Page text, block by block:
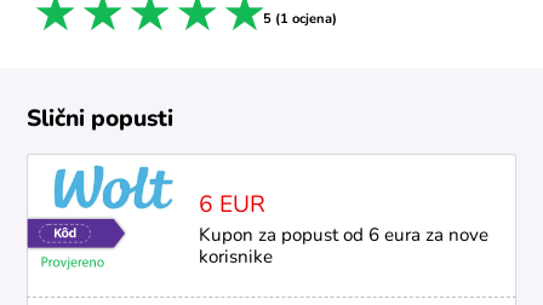
5 stars
4 stars
3 stars
2 stars
1 star 5 (1 ocjena)
Slični popusti
6 EUR
Kupon za popust od 6 eura za nove
korisnike